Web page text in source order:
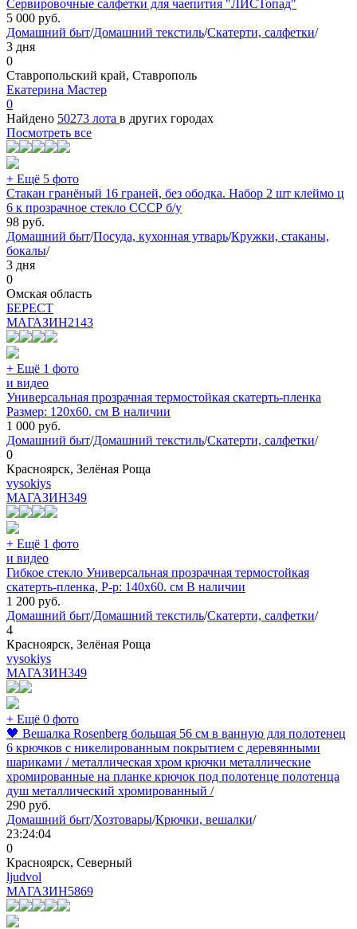
Сервировочные салфетки для чаепития "ЛИСТопад"
5 000 руб.
Домашний быт/Домашний текстиль/Скатерти, салфетки/
3 дня
0
Ставропольский край, Ставрополь
Екатерина Мастер
0
Найдено 50273 лота в других городах
Посмотреть все
+ Ещё 5 фото
Стакан гранёный 16 граней, без ободка. Набор 2 шт клеймо ц
6 к прозрачное стекло СССР б/у
98 руб.
Домашний быт/Посуда, кухонная утварь/Кружки, стаканы,
бокалы/
3 дня
0
Омская область
БEPECT
МАГАЗИН2143
+ Ещё 1 фото
и видео
Универсальная прозрачная термостойкая скатерть-пленка
Размер: 120х60. см В наличии
1 000 руб.
Домашний быт/Домашний текстиль/Скатерти, салфетки/
0
Красноярск, Зелёная Роща
vysokiys
МАГАЗИН349
+ Ещё 1 фото
и видео
Гибкое стекло Универсальная прозрачная термостойкая
скатерть-пленка, Р-р: 140х60. см В наличии
1 200 руб.
Домашний быт/Домашний текстиль/Скатерти, салфетки/
4
Красноярск, Зелёная Роща
vysokiys
МАГАЗИН349
+ Ещё 0 фото
🖤 Вешалка Rosenberg большая 56 см в ванную для полотенец
6 крючков с никелированным покрытием с деревянными
шариками / металлическая хром крючки металлические
хромированные на планке крючок под полотенце полотенца
душ металлический хромированный /
290 руб.
Домашний быт/Хозтовары/Крючки, вешалки/
23:24:04
0
Красноярск, Северный
ljudvol
МАГАЗИН5869